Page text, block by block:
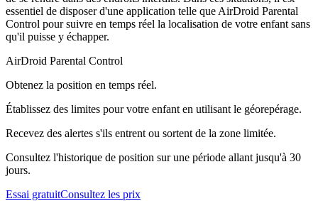
essentiel de disposer d'une application telle que AirDroid Parental
Control pour suivre en temps réel la localisation de votre enfant sans
qu'il puisse y échapper.
AirDroid Parental Control
Obtenez la position en temps réel.
Établissez des limites pour votre enfant en utilisant le géorepérage.
Recevez des alertes s'ils entrent ou sortent de la zone limitée.
Consultez l'historique de position sur une période allant jusqu'à 30
jours.
Essai gratuitConsultez les prix